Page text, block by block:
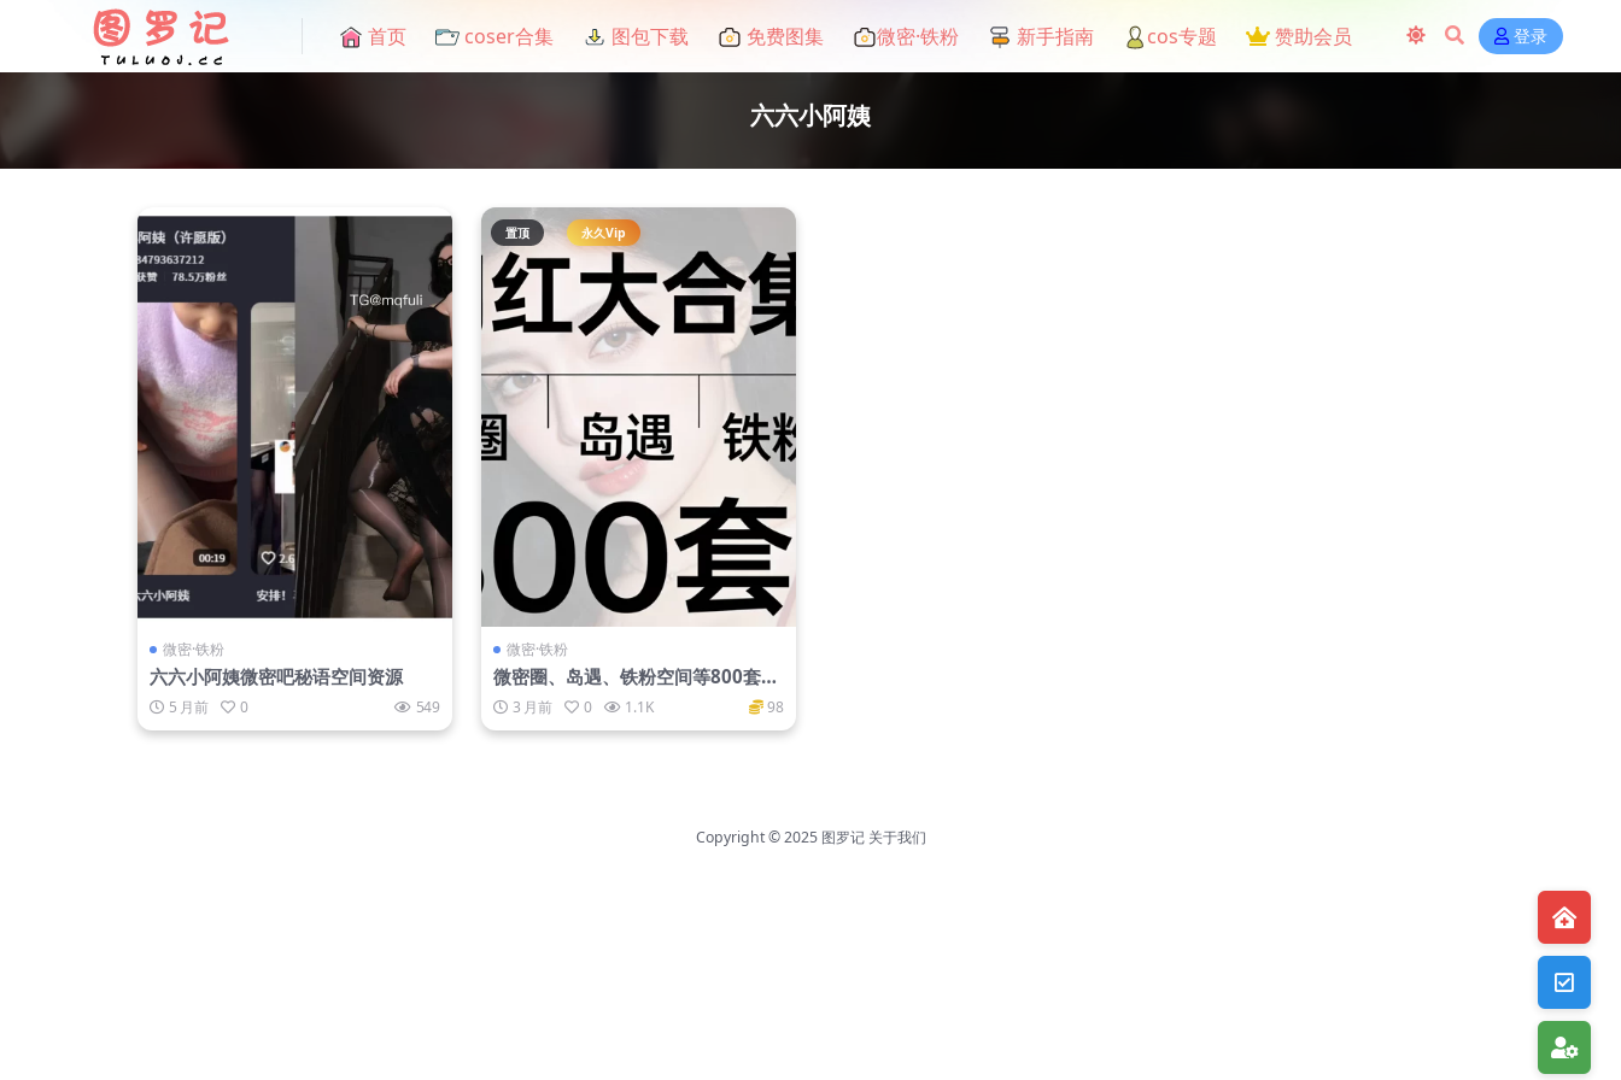
首页 coser合集 图包下载 免费图集 微密·铁粉 新手指南 cos专题 赞助会员 登录
六六小阿姨
微密·铁粉
六六小阿姨微密吧秘语空间资源
5 月前 0 549
置顶 永久Vip
微密·铁粉
微密圈、岛遇、铁粉空间等800套
+网红大合集
3 月前 0 1.1K 98
Copyright © 2025 图罗记 关于我们